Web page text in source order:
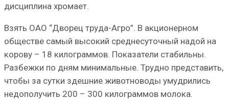
дисциплина хромает.
Взять ОАО “Дворец труда-Агро”. В акционерном
обществе самый высокий среднесуточный надой на
корову – 18 килограммов. Показатели стабильны.
Разбежки по дням минимальные. Трудно представить,
чтобы за сутки здешние животноводы умудрились
недополучить 200 – 300 килограммов молока.